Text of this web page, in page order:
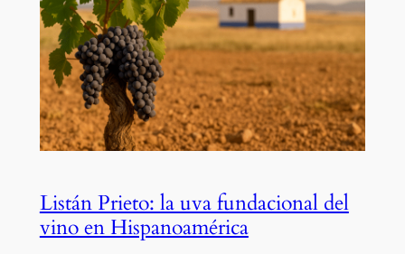
Listán Prieto: la uva fundacional del
vino en Hispanoamérica